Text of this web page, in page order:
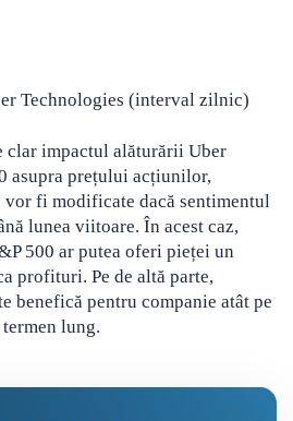
Technologies (interval zilnic)
clar impactul alăturării Uber
asupra prețului acțiunilor,
vor fi modificate dacă sentimentul
lunea viitoare. În acest caz,
500 ar putea oferi pieței un
profituri. Pe de altă parte,
benefică pentru companie atât pe
lung.